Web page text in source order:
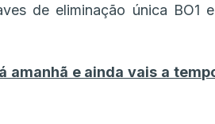
de eliminação única BO1
amanhã e ainda vais a